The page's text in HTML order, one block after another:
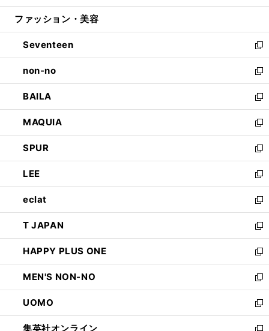
開
ウ
開
く
ン
ウ
で
開
く
ウ
ン
ド
ウ
で
開
く
ファッション・美容
Seventeen
新
し
い
ウ
ィ
ン
ド
ウ
で
開
く
non-no
新
し
い
ウ
ィ
ン
ド
ウ
で
開
く
BAILA
新
し
い
ウ
ィ
ン
ド
ウ
で
開
く
MAQUIA
新
し
い
ウ
ィ
ン
ド
ウ
で
開
く
SPUR
新
し
い
ウ
ィ
ン
ド
ウ
で
開
く
LEE
新
し
い
ウ
ィ
ン
ド
ウ
で
開
く
eclat
新
し
い
ウ
ィ
ン
ド
ウ
で
開
く
T JAPAN
新
し
い
ウ
ィ
ン
ド
ウ
で
HAPPY PLUS ONE
新
し
い
ウ
ィ
ン
MEN'S NON-NO
新
し
い
ウ
UOMO
新
し
集英社オンライン